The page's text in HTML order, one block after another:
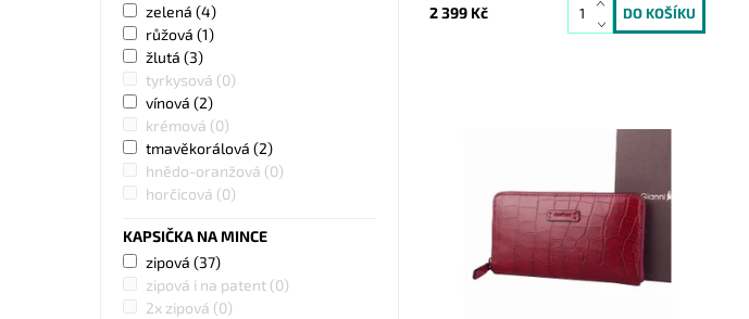
2 399 Kč
Celozipová vínová peněženka nejvyšší
kvality italské prvotřídní značky Gianni
Dostupnost:
Skladem
20792
Značka:
Gianni Conti
zelená (4)
růžová (1)
žlutá (3)
tyrkysová (0)
vínová (2)
krémová (0)
tmavěkorálová (2)
hnědo-oranžová (0)
horčicová (0)
KAPSIČKA NA MINCE
zipová (37)
zipová i na patent (0)
2x zipová (0)